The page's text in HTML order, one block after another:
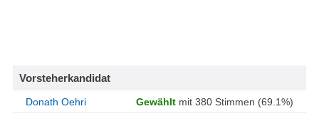
Vorsteherkandidat
Donath Oehri Gewählt mit 380 Stimmen (69.1%)